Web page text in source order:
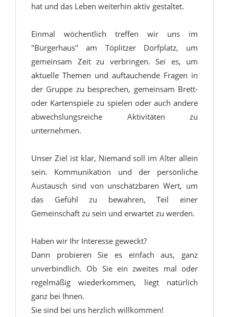
hat und das Leben weiterhin aktiv gestaltet.
Einmal wöchentlich treffen wir uns im
"Bürgerhaus" am Töplitzer Dorfplatz, um
gemeinsam Zeit zu verbringen. Sei es, um
aktuelle Themen und auftauchende Fragen in
der Gruppe zu besprechen, gemeinsam Brett-
oder Kartenspiele zu spielen oder auch andere
abwechslungsreiche Aktivitäten zu
unternehmen.
Unser Ziel ist klar, Niemand soll im Alter allein
sein. Kommunikation und der persönliche
Austausch sind von unschätzbaren Wert, um
das Gefühl zu bewahren, Teil einer
Gemeinschaft zu sein und erwartet zu werden.
Haben wir Ihr Interesse geweckt?
Dann probieren Sie es einfach aus, ganz
unverbindlich. Ob Sie ein zweites mal oder
regelmäßig wiederkommen, liegt natürlich
ganz bei Ihnen.
Sie sind bei uns herzlich willkommen!